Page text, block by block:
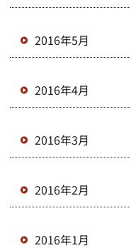
2016年5月
2016年4月
2016年3月
2016年2月
2016年1月